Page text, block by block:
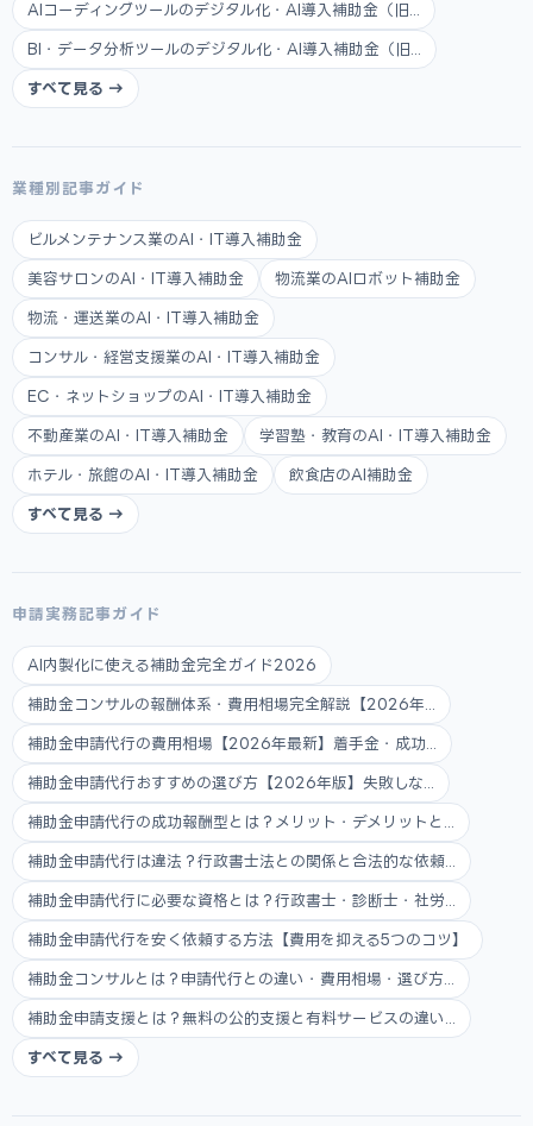
AIコーディングツールのデジタル化・AI導入補助金（旧...
BI・データ分析ツールのデジタル化・AI導入補助金（旧...
すべて見る →
業種別記事ガイド
ビルメンテナンス業のAI・IT導入補助金
美容サロンのAI・IT導入補助金 物流業のAIロボット補助金
物流・運送業のAI・IT導入補助金
コンサル・経営支援業のAI・IT導入補助金
EC・ネットショップのAI・IT導入補助金
不動産業のAI・IT導入補助金 学習塾・教育のAI・IT導入補助金
ホテル・旅館のAI・IT導入補助金 飲食店のAI補助金
すべて見る →
申請実務記事ガイド
AI内製化に使える補助金完全ガイド2026
補助金コンサルの報酬体系・費用相場完全解説【2026年...
補助金申請代行の費用相場【2026年最新】着手金・成功...
補助金申請代行おすすめの選び方【2026年版】失敗しな...
補助金申請代行の成功報酬型とは？メリット・デメリットと...
補助金申請代行は違法？行政書士法との関係と合法的な依頼...
補助金申請代行に必要な資格とは？行政書士・診断士・社労...
補助金申請代行を安く依頼する方法【費用を抑える5つのコツ】
補助金コンサルとは？申請代行との違い・費用相場・選び方...
補助金申請支援とは？無料の公的支援と有料サービスの違い...
すべて見る →